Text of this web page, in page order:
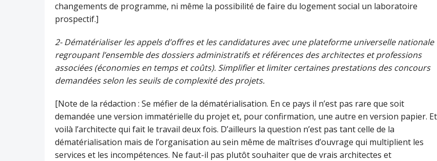
changements de programme, ni même la possibilité de faire du logement social un laboratoire
prospectif.]
2- Dématérialiser les appels d’offres et les candidatures avec une plateforme universelle nationale
regroupant l’ensemble des dossiers administratifs et références des architectes et professions
associées (économies en temps et coûts). Simplifier et limiter certaines prestations des concours
demandées selon les seuils de complexité des projets.
[Note de la rédaction : Se méfier de la dématérialisation. En ce pays il n’est pas rare que soit
demandée une version immatérielle du projet et, pour confirmation, une autre en version papier. Et
voilà l’architecte qui fait le travail deux fois. D’ailleurs la question n’est pas tant celle de la
dématérialisation mais de l’organisation au sein même de maîtrises d’ouvrage qui multiplient les
services et les incompétences. Ne faut-il pas plutôt souhaiter que de vrais architectes et